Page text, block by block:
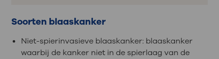
Soorten blaaskanker
Niet-spierinvasieve blaaskanker: blaaskanker
waarbij de kanker niet in de spierlaag van de